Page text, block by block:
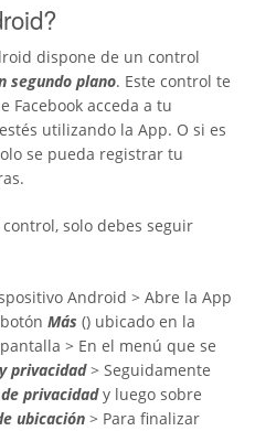
dispone de un control
segundo plano. Este control te
Facebook acceda a tu
utilizando la App. O si es
se pueda registrar tu
solo debes seguir
Android > Abre la App
Más () ubicado en la
> En el menú que se
privacidad> Seguidamente
privacidady luego sobre
ubicación > Para finalizar